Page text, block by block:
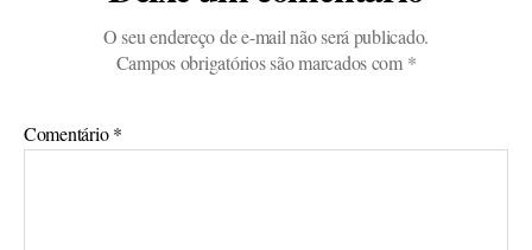
O seu endereço de e-mail não será publicado.
Campos obrigatórios são marcados com *
Comentário*